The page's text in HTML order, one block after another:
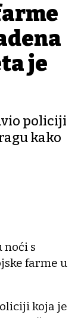
je
policiji
kako
noći s
farme u
koja je